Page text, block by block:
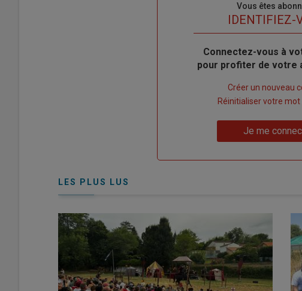
Vous êtes
IDENTIFIEZ-
Body
Connectez-vous à
pour profiter de votre
compte"
Créer un nouveau
Réinitialiser votre mot
Je me
LES PLUS LUS